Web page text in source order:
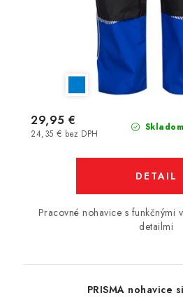
24,35 € bez DPH
29,95 €
DETAIL
Pracovné nohavice s funkčnými
detailmi
PRISMA nohavice